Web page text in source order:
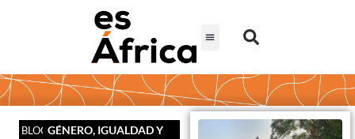
BLOGGÉNERO, IGUALDAD Y